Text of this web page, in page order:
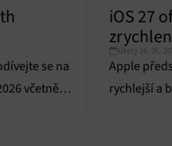
ochrany osobních údajů.
se na
včetně
iOS 27
Úterý 16. 06.
Apple
rychlejší a